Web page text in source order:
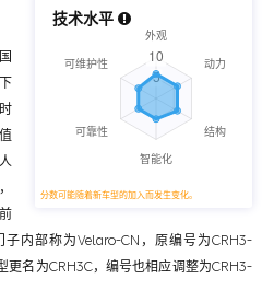
技术水平
分数可能随着新车型的加入而发生变化。
内部称为Velaro-CN，原编号为CRH3-
名为CRH3C，编号也相应调整为CRH3-